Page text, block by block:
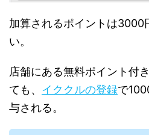
加算されるポイントは3000
い。
店舗にある無料ポイント付
ても、 イククルの登録で
与される。